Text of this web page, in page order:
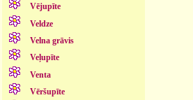
Vējupīte
Veldze
Velna grāvis
Veļupīte
Venta
Vēršupīte